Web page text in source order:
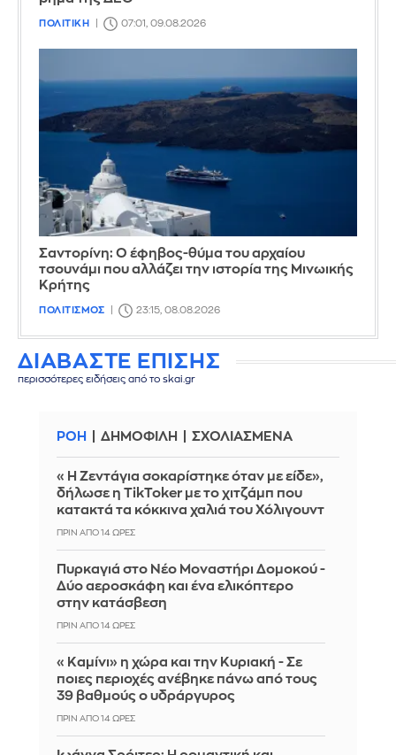
ΠΟΛΙΤΙΚΗ 07:01, 09.08.2026
Σαντορίνη: Ο έφηβος-θύμα του αρχαίου
τσουνάμι που αλλάζει την ιστορία της Μινωικής
Κρήτης
ΠΟΛΙΤΙΣΜΟΣ 23:15, 08.08.2026
ΔΙΑΒΑΣΤΕ ΕΠΙΣΗΣ
περισσότερες ειδήσεις από το skai.gr
ΡΟΗ ΔΗΜΟΦΙΛΗ ΣΧΟΛΙΑΣΜΕΝΑ
«Η Ζεντάγια σοκαρίστηκε όταν με είδε»,
δήλωσε η TikToker με το χιτζάμπ που
κατακτά τα κόκκινα χαλιά του Χόλιγουντ
ΠΡΙΝ ΑΠΌ 14 ΏΡΕΣ
Πυρκαγιά στο Νέο Μοναστήρι Δομοκού -
Δύο αεροσκάφη και ένα ελικόπτερο
στην κατάσβεση
ΠΡΙΝ ΑΠΌ 14 ΏΡΕΣ
«Καμίνι» η χώρα και την Κυριακή - Σε
ποιες περιοχές ανέβηκε πάνω από τους
39 βαθμούς ο υδράργυρος
ΠΡΙΝ ΑΠΌ 14 ΏΡΕΣ